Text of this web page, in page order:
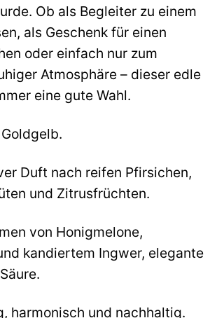
Ob als Begleiter zu einem
als Geschenk für einen
oder einfach nur zum
Atmosphäre – dieser edle
eine gute Wahl.
Duft nach reifen Pfirsichen,
und Zitrusfrüchten.
von Honigmelone,
kandiertem Ingwer, elegante
harmonisch und nachhaltig.